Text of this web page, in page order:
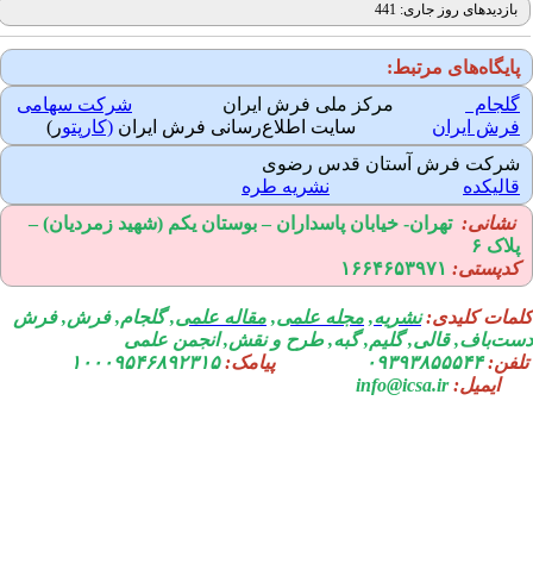
بازدیدهای روز جاری: 441
پایگاه‌های مرتبط:
گلجام
مرکز ملی فرش ایران
شرکت سهامی
فرش ایران سایت اطلاع‌رسانی فرش ایران(کارپتور)
شرکت فرش آستان قدس رضوی
قالیکده
نشریه طره
نشانی: تهران-خیابان پاسداران – بوستان یکم (شهید زمردیان) –
پلاک ۶
کدپستی:۱۶۶۴۶۵۳۹۷۱
کلیدی: نشریه,مجله علمی,مقاله علمی, گلجام, فرش, فرش
قالی, گلیم, گبه, طرح و نقش, انجمن علمی
۰۹۳۹۳۸۵۵۵۴۴ پیامک:
۱۰۰۰۹۵۴۶۸۹۲۳۱۵
ایمیل:info@icsa.ir